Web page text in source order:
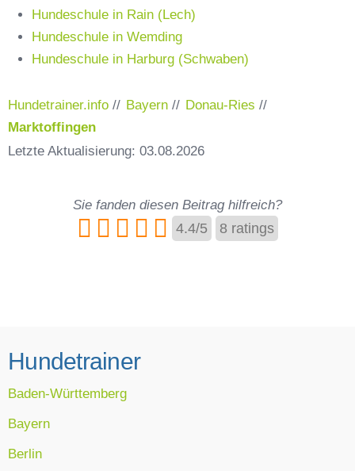
Hundeschule in Rain (Lech)
Hundeschule in Wemding
Hundeschule in Harburg (Schwaben)
Hundetrainer.info // Bayern // Donau-Ries //
Marktoffingen
Letzte Aktualisierung: 03.08.2026
Sie fanden diesen Beitrag hilfreich?
4.4/5 8 ratings
Hundetrainer
Baden-Württemberg
Bayern
Berlin